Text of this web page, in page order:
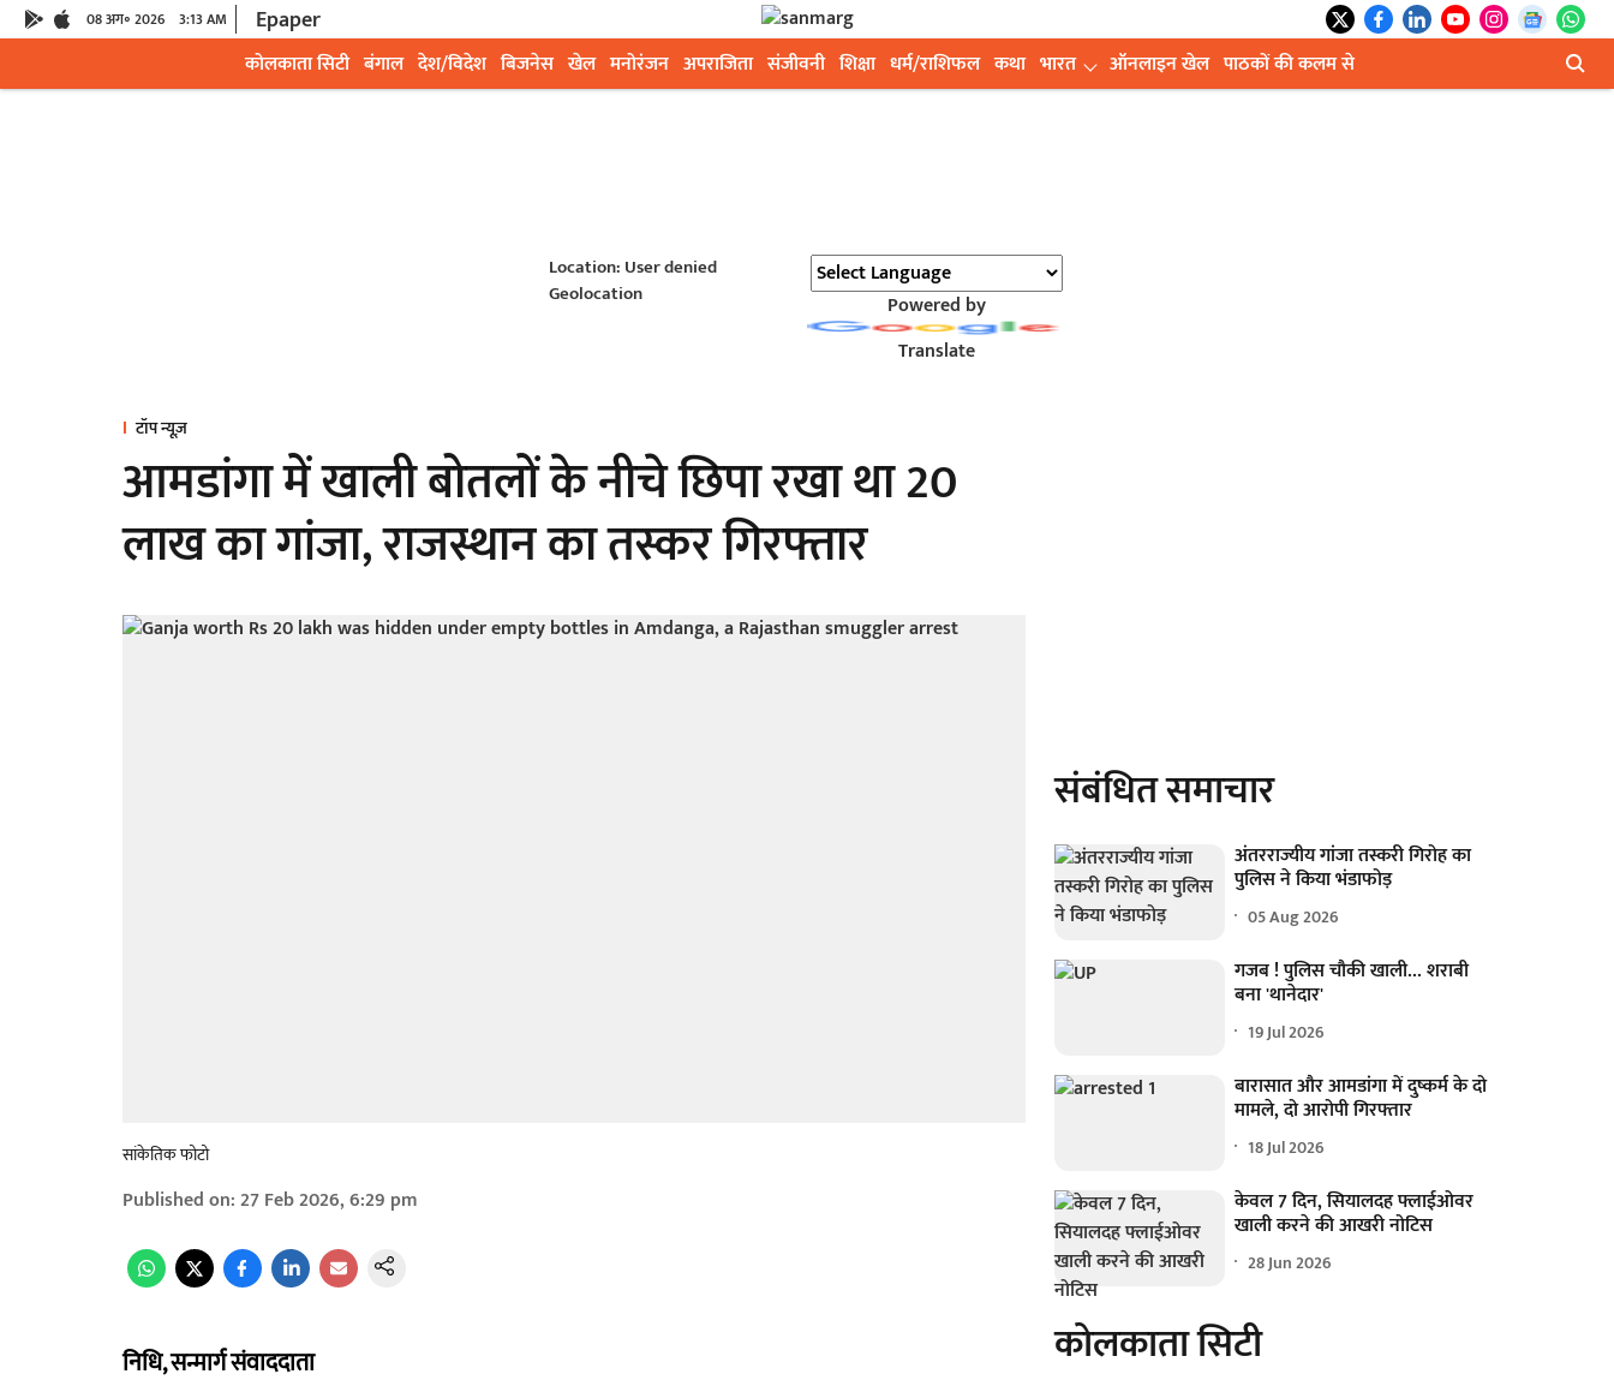
08 अग॰ 2026 3:13 AM Epaper
कोलकाता सिटी बंगाल देश/विदेश बिजनेस खेल मनोरंजन अपराजिता संजीवनी शिक्षा धर्म/राशिफल कथा भारत ऑनलाइन खेल पाठकों की कलम से
Location: User denied
Geolocation
Powered by
Translate
टॉप न्यूज़
आमडांगा में खाली बोतलों के नीचे छिपा रखा था 20
लाख का गांजा, राजस्थान का तस्कर गिरफ्तार
सांकेतिक फोटो
Published on:27 Feb 2026, 6:29 pm
निधि, सन्मार्ग संवाददाता
संबंधित समाचार
अंतरराज्यीय गांजा तस्करी गिरोह का
पुलिस ने किया भंडाफोड़
05 Aug 2026
गजब ! पुलिस चौकी खाली... शराबी
बना 'थानेदार'
19 Jul 2026
बारासात और आमडांगा में दुष्कर्म के दो
मामले, दो आरोपी गिरफ्तार
18 Jul 2026
केवल 7 दिन, सियालदह फ्लाईओवर
खाली करने की आखरी नोटिस
28 Jun 2026
कोलकाता सिटी